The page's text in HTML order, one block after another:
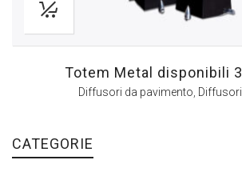
Totem Metal disponibili
Diffusori da pavimento,
CATEGORIE